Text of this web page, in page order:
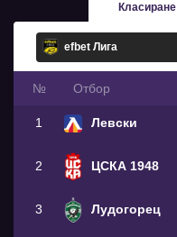
Класиране
№ Oтбор
1 Левски
2 ЦСКА 1948
3 Лудогорец